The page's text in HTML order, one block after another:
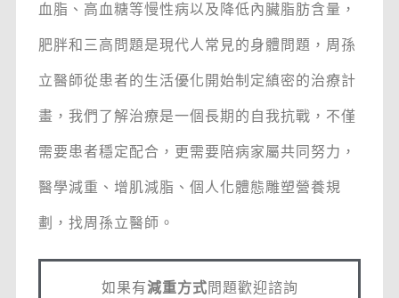
血脂、高血糖等慢性病以及降低內臟脂肪含量，
肥胖和三高問題是現代人常見的身體問題，周孫
立醫師從患者的生活優化開始制定縝密的治療計
畫，我們了解治療是一個長期的自我抗戰，不僅
需要患者穩定配合，更需要陪病家屬共同努力，
醫學減重、增肌減脂、個人化體態雕塑營養規
劃，找周孫立醫師。
如果有減重方式問題歡迎諮詢